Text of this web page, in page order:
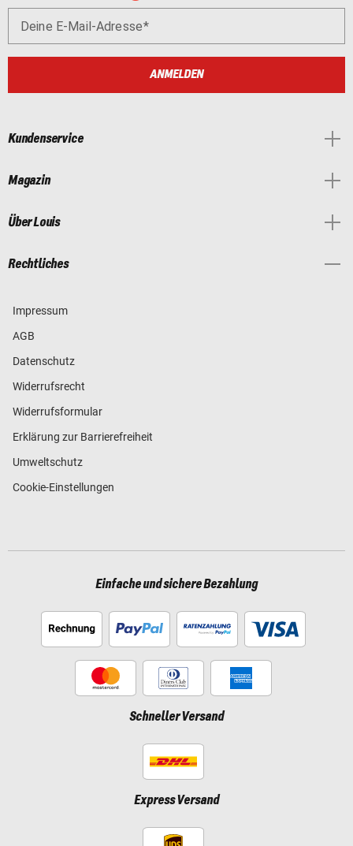
Deine E-Mail-Adresse
ANMELDEN
Kundenservice
Magazin
Über Louis
Rechtliches
Impressum
AGB
Datenschutz
Widerrufsrecht
Widerrufsformular
Erklärung zur Barrierefreiheit
Umweltschutz
Cookie-Einstellungen
Einfache und sichere Bezahlung
Schneller Versand
Express Versand